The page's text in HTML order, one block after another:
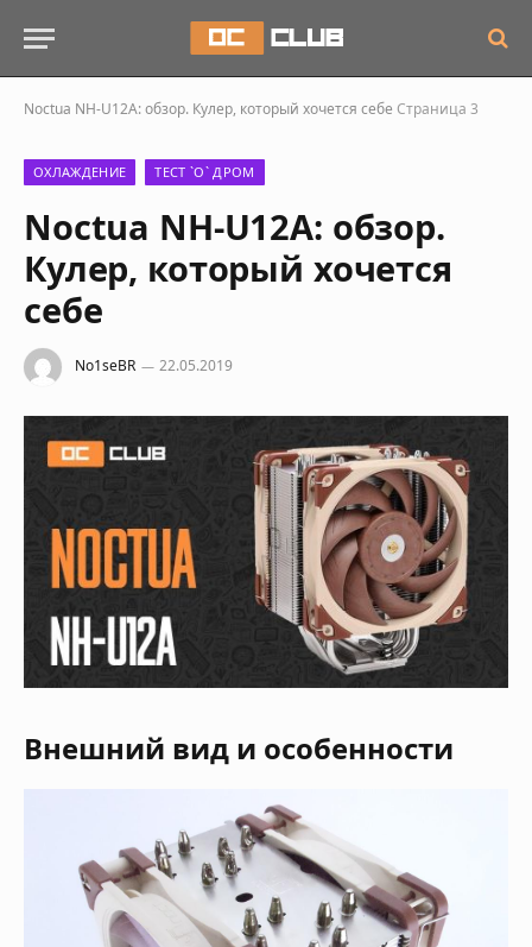
Noctua NH-U12A: обзор. Кулер, который хочется себе Страница 3
ОХЛАЖДЕНИЕ ТЕСТ `О` ДРОМ
Noctua NH-U12A: обзор.
Кулер, который хочется
себе
No1seBR 22.05.2019
Внешний вид и особенности